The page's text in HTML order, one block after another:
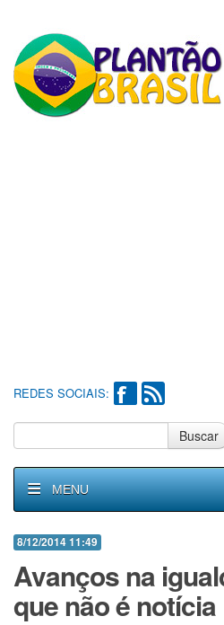
REDES SOCIAIS:
Buscar
MENU
8/12/2014 11:49
Avanços na
que não é notícia